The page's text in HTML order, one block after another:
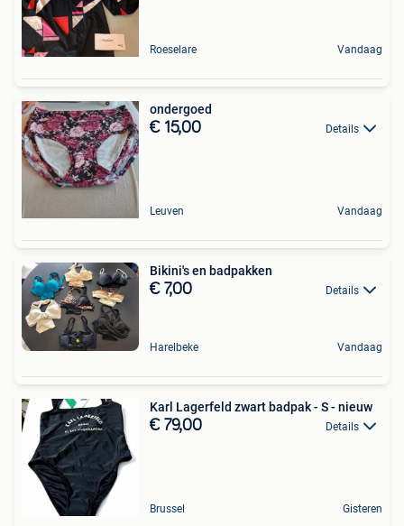
Roeselare Vandaag
ondergoed
€ 15,00 Details
Leuven Vandaag
Bikini's en badpakken
€ 7,00 Details
Harelbeke Vandaag
Karl Lagerfeld zwart badpak - S - nieuw
€ 79,00 Details
Brussel Gisteren